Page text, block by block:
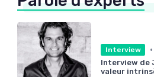
Interview •
Interview de
valeur